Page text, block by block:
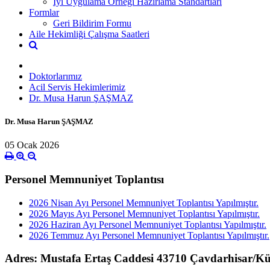
Formlar
Geri Bildirim Formu
Aile Hekimliği Çalışma Saatleri
Doktorlarımız
Acil Servis Hekimlerimiz
Dr. Musa Harun ŞAŞMAZ
Dr. Musa Harun ŞAŞMAZ
05 Ocak 2026
Personel Memnuniyet Toplantısı
2026 Nisan Ayı Personel Memnuniyet Toplantısı Yapılmıştır.
2026 Mayıs Ayı Personel Memnuniyet Toplantısı Yapılmıştır.
2026 Haziran Ayı Personel Memnuniyet Toplantısı Yapılmıştır.
2026 Temmuz Ayı Personel Memnuniyet Toplantısı Yapılmıştır.
Adres: Mustafa Ertaş Caddesi 43710 Çavdarhisar/